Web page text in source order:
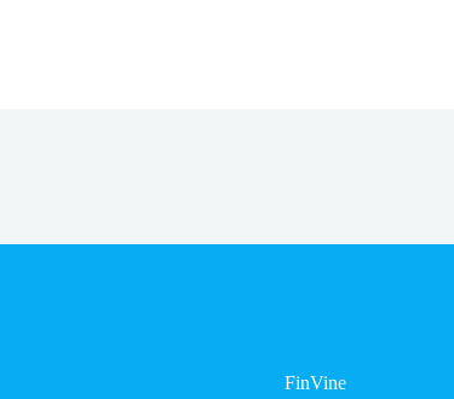
FinVine